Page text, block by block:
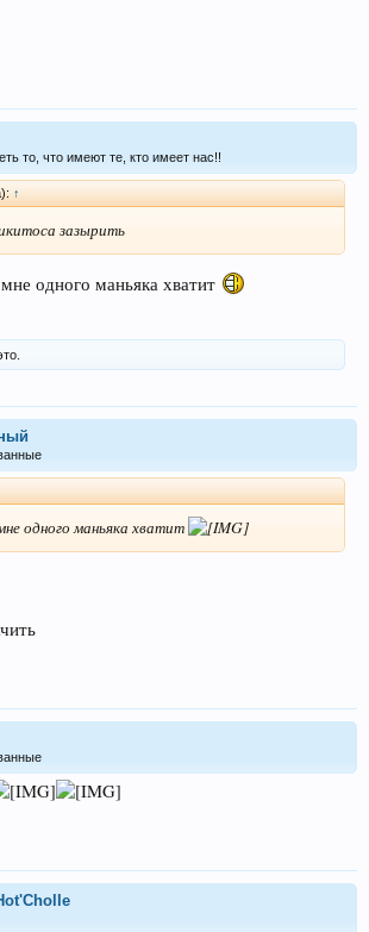
то, что имеют те, кто имеет нас!!
↑
зазырить
одного маньяка хватит
одного маньяка хватит